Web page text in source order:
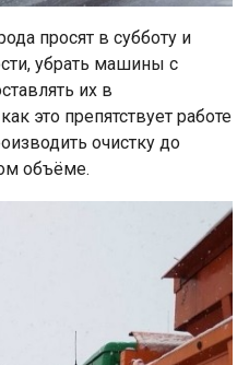
просят в субботу и
убрать машины с
их в
это препятствует работе
очистку до
объёме.